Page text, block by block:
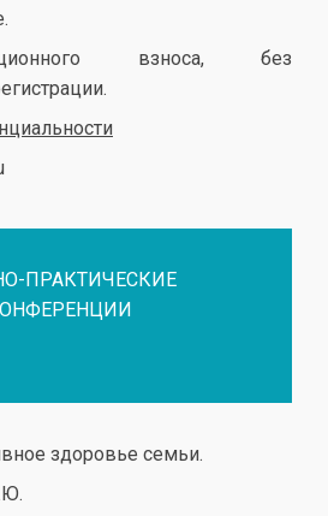
взноса, без
ПРАКТИЧЕСКИЕ
здоровье семьи.